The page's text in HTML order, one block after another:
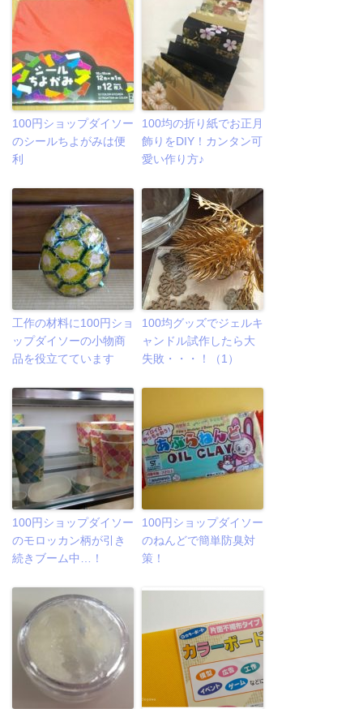
100円ショップダイソー
のシールちよがみは便
利
100均の折り紙でお正月
飾りをDIY！カンタン可
愛い作り方♪
工作の材料に100円ショ
ップダイソーの小物商
品を役立てています
100均グッズでジェルキ
ャンドル試作したら大
失敗・・・！（1）
100円ショップダイソー
のモロッカン柄が引き
続きブーム中…！
100円ショップダイソー
のねんどで簡単防臭対
策！